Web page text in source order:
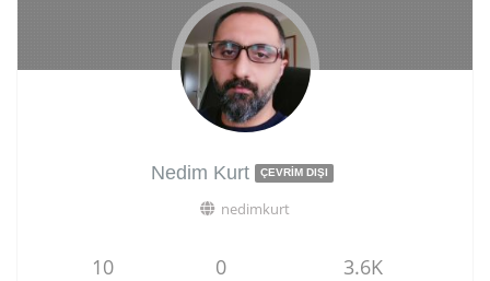
Nedim Kurt ÇEVRIM DIŞI
nedimkurt
10 0 3.6K